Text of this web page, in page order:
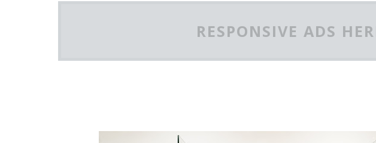
RESPONSIVE ADS